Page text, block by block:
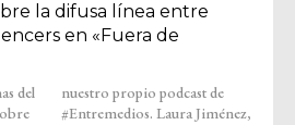
la difusa línea entre
en «Fuera de
del
de